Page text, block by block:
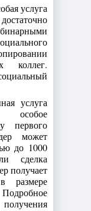
услуга
коллег.
услуга
особое
первого
может
до 1000
сделка
получает
размере